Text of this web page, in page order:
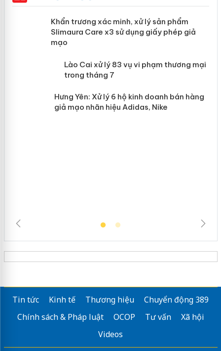
Khẩn trương xác minh, xử lý sản phẩm
Slimaura Care x3 sử dụng giấy phép giả
mạo
Lào Cai xử lý 83 vụ vi phạm thương
mại trong tháng 7
Tin tức Kinh tế Thương hiệu
Chuyển động 389
Chính sách & Pháp luật
OCOP Tư vấn
Xã hội
Videos